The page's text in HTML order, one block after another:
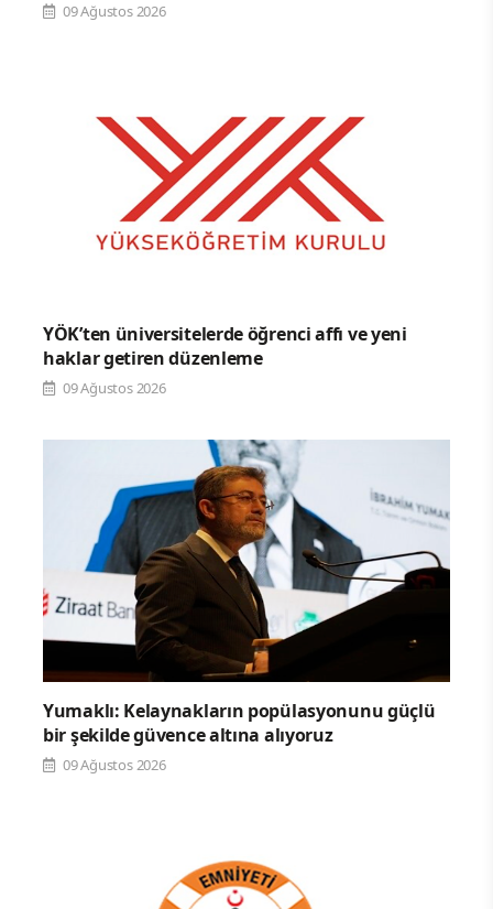
09 Ağustos 2026
YÖK’ten üniversitelerde öğrenci affı ve yeni
haklar getiren düzenleme
09 Ağustos 2026
Yumaklı: Kelaynakların popülasyonunu güçlü
bir şekilde güvence altına alıyoruz
09 Ağustos 2026